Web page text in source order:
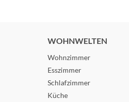
WOHNWELTEN
Wohnzimmer
Esszimmer
Schlafzimmer
Küche